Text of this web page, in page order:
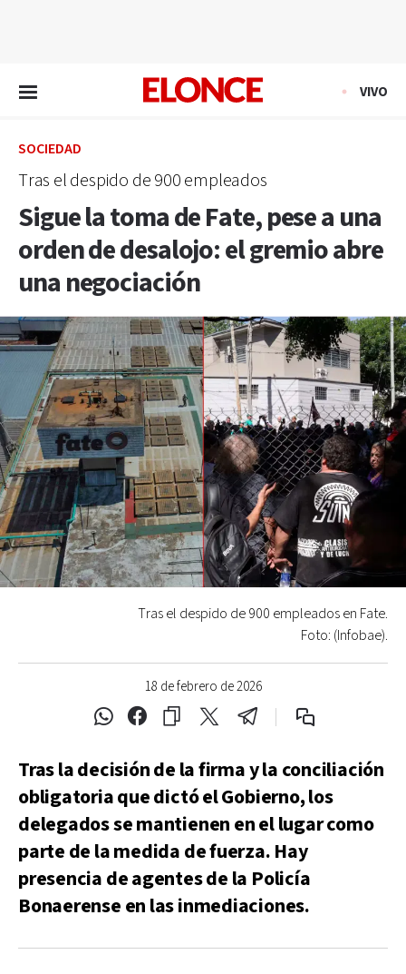
VIVO
SOCIEDAD
Tras el despido de 900 empleados
Sigue la toma de Fate, pese a una
orden de desalojo: el gremio abre
una negociación
18 de febrero de 2026
Tras el despido de 900 empleados en Fate.
Foto: (Infobae).
Tras la decisión de la firma y la conciliación
obligatoria que dictó el Gobierno, los
delegados se mantienen en el lugar como
parte de la medida de fuerza. Hay
presencia de agentes de la Policía
Bonaerense en las inmediaciones.